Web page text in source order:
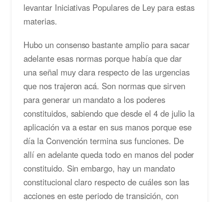
levantar Iniciativas Populares de Ley para estas
materias.
Hubo un consenso bastante amplio para sacar
adelante esas normas porque había que dar
una señal muy clara respecto de las urgencias
que nos trajeron acá. Son normas que sirven
para generar un mandato a los poderes
constituidos, sabiendo que desde el 4 de julio la
aplicación va a estar en sus manos porque ese
día la Convención termina sus funciones. De
allí en adelante queda todo en manos del poder
constituido. Sin embargo, hay un mandato
constitucional claro respecto de cuáles son las
acciones en este periodo de transición, con